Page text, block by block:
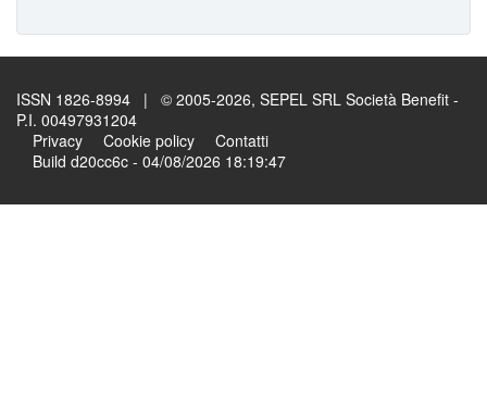
ISSN 1826-8994 | © 2005-2026, SEPEL SRL Società Benefit -
P.I. 00497931204
Privacy
Cookie policy
Contatti
Build d20cc6c - 04/08/2026 18:19:47